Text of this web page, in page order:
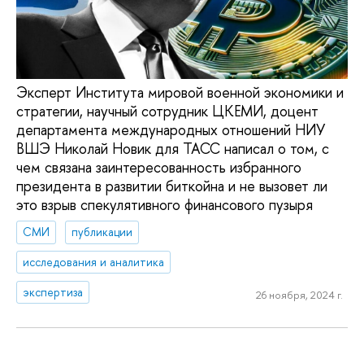
Эксперт Института мировой военной экономики и
стратегии, научный сотрудник ЦКЕМИ, доцент
департамента международных отношений НИУ
ВШЭ Николай Новик для ТАСС написал о том, с
чем связана заинтересованность избранного
президента в развитии биткойна и не вызовет ли
это взрыв спекулятивного финансового пузыря
СМИ
публикации
исследования и аналитика
экспертиза
26 ноября, 2024 г.